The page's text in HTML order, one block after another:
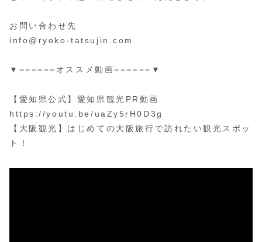
お問い合わせ先
info@ryoko-tatsujin.com
▼======オススメ動画======▼
【愛知県公式】愛知県観光PR動画
https://youtu.be/uaZy5rH0D3g
【大阪観光】はじめての大阪旅行で訪れたい観光スポッ
ト！